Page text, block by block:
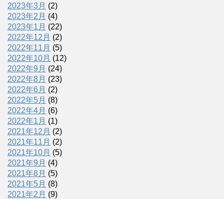
2023年3月 (2)
2023年2月 (4)
2023年1月 (22)
2022年12月 (2)
2022年11月 (5)
2022年10月 (12)
2022年9月 (24)
2022年8月 (23)
2022年6月 (2)
2022年5月 (8)
2022年4月 (6)
2022年1月 (1)
2021年12月 (2)
2021年11月 (2)
2021年10月 (5)
2021年9月 (4)
2021年8月 (5)
2021年5月 (8)
2021年2月 (9)